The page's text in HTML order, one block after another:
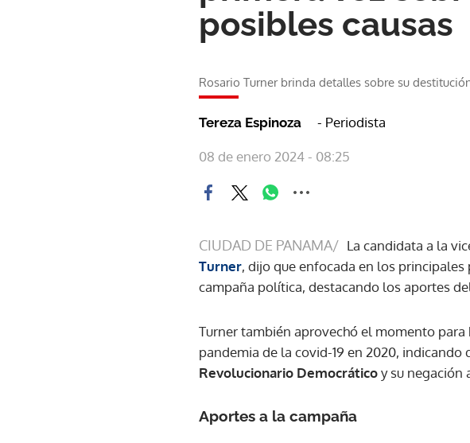
posibles causas
Rosario Turner brinda detalles sobre su
Tereza Espinoza - Periodista
08 de enero 2024 - 08:25
CIUDAD DE PANAMA/ La candidata a la
Turner, dijo que enfocada en los
campaña política, destacando los aportes
Turner también aprovechó el momento para
pandemia de la covid-19 en 2020, indicando
Revolucionario Democráticoy su negación
Aportes a la campaña